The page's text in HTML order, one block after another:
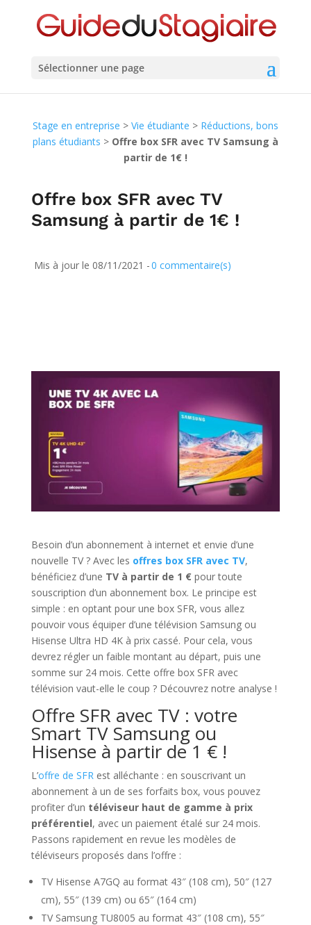
Sélectionner une page
Stage en entreprise > Vie étudiante > Réductions, bons
plans étudiants > Offre box SFR avec TV Samsung à
partir de 1€ !
Offre box SFR avec TV
Samsung à partir de 1€ !
Mis à jour le 08/11/2021 -0 commentaire(s)
Besoin d’un abonnement à internet et envie d’une
nouvelle TV ? Avec les offres box SFR avec TV,
bénéficiez d’une TV à partir de 1 €pour toute
souscription d’un abonnement box. Le principe est
simple : en optant pour une box SFR, vous allez
pouvoir vous équiper d’une télévision Samsung ou
Hisense Ultra HD 4K à prix cassé. Pour cela, vous
devrez régler un faible montant au départ, puis une
somme sur 24 mois. Cette offre box SFR avec
télévision vaut-elle le coup ? Découvrez notre analyse !
Offre SFR avec TV : votre
Smart TV Samsung ou
Hisense à partir de 1 € !
L’offre de SFR est alléchante : en souscrivant un
abonnement à un de ses forfaits box, vous pouvez
profiter d’un téléviseur haut de gamme à prix
préférentiel, avec un paiement étalé sur 24 mois.
Passons rapidement en revue les modèles de
téléviseurs proposés dans l’offre :
TV Hisense A7GQ au format 43″ (108 cm), 50″ (127
cm), 55″ (139 cm) ou 65″ (164 cm)
TV Samsung TU8005 au format 43″ (108 cm), 55″